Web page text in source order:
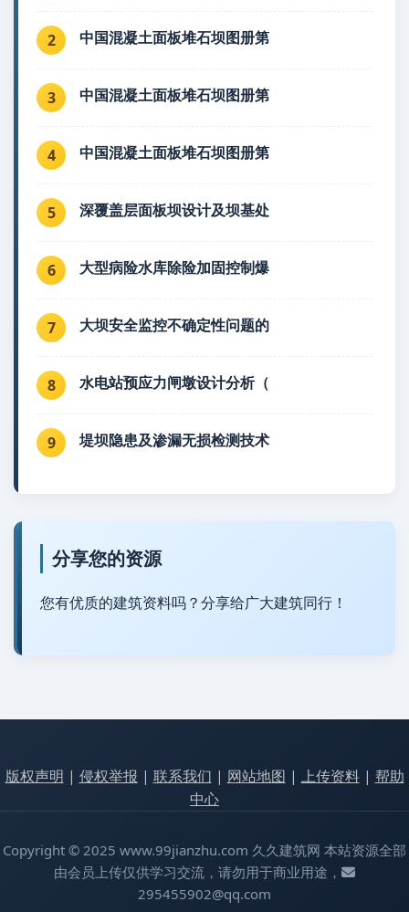
2 中国混凝土面板堆石坝图册第
3 中国混凝土面板堆石坝图册第
4 中国混凝土面板堆石坝图册第
5 深覆盖层面板坝设计及坝基处
6 大型病险水库除险加固控制爆
7 大坝安全监控不确定性问题的
8 水电站预应力闸墩设计分析（
9 堤坝隐患及渗漏无损检测技术
分享您的资源
您有优质的建筑资料吗？分享给广大建筑同行！
版权声明 | 侵权举报 | 联系我们 | 网站地图 | 上传资料| 帮助
中心
Copyright © 2025 www.99jianzhu.com 久久建筑网 本站资源全部
由会员上传仅供学习交流，请勿用于商业用途，
295455902@qq.com